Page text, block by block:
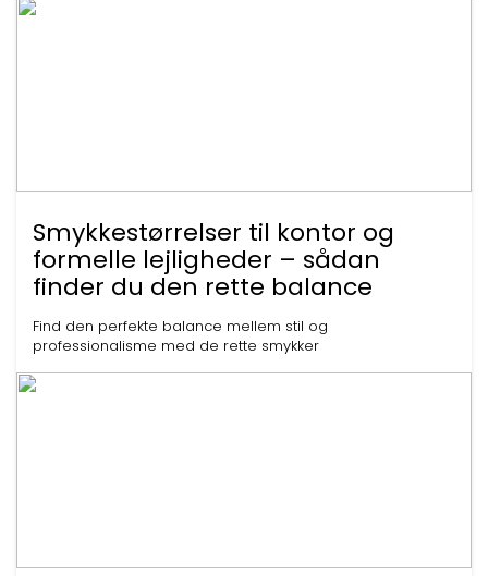
Smykkestørrelser til kontor og
formelle lejligheder – sådan
finder du den rette balance
Find den perfekte balance mellem stil og
professionalisme med de rette smykker